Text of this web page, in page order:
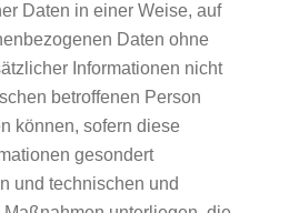
Daten in einer Weise, auf
Daten ohne
Informationen nicht
betroffenen Person
können, sofern diese
gesondert
und technischen und